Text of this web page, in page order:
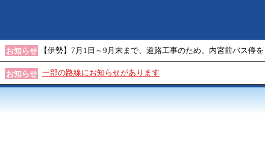
お知らせ 【伊勢】7月1日～9月末まで、道路工事のため、内宮前バス停を
お知らせ 一部の路線にお知らせがあります